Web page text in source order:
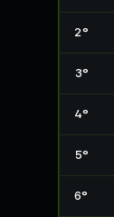
2°
3°
4°
5°
6°